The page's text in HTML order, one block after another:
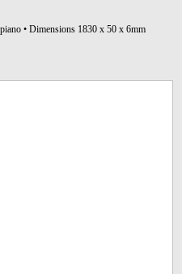
• Dimensions 1830 x 50 x 6mm